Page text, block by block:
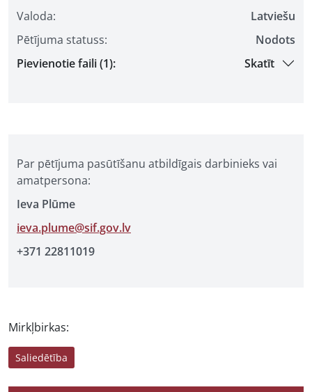
Valoda:
Latviešu
Pētījuma statuss:
Nodots
Pievienotie faili (1):
Skatīt
Par pētījuma pasūtīšanu atbildīgais darbinieks vai
amatpersona:
Ieva Plūme
ieva.plume@sif.gov.lv
+371 22811019
Mirkļbirkas:
Saliedētība